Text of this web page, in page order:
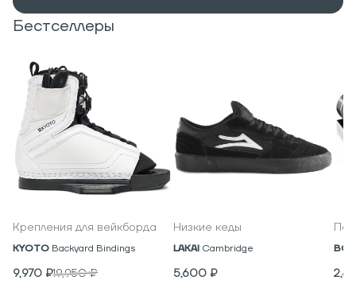
Бестселлеры
Крепления для вейкборда
KYOTO Backyard Bindings
9,970 ₽19,950₽
Низкие кеды
LAKAI Cambridge
5,600 ₽